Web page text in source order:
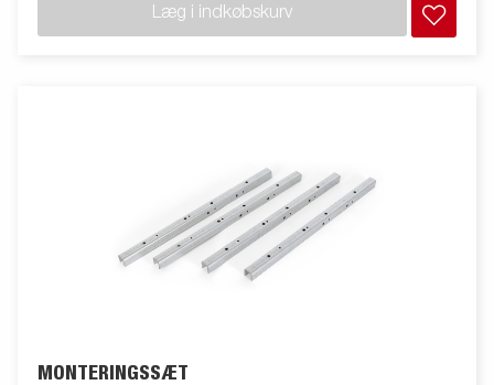
Læg i indkøbskurv
MONTERINGSSÆT